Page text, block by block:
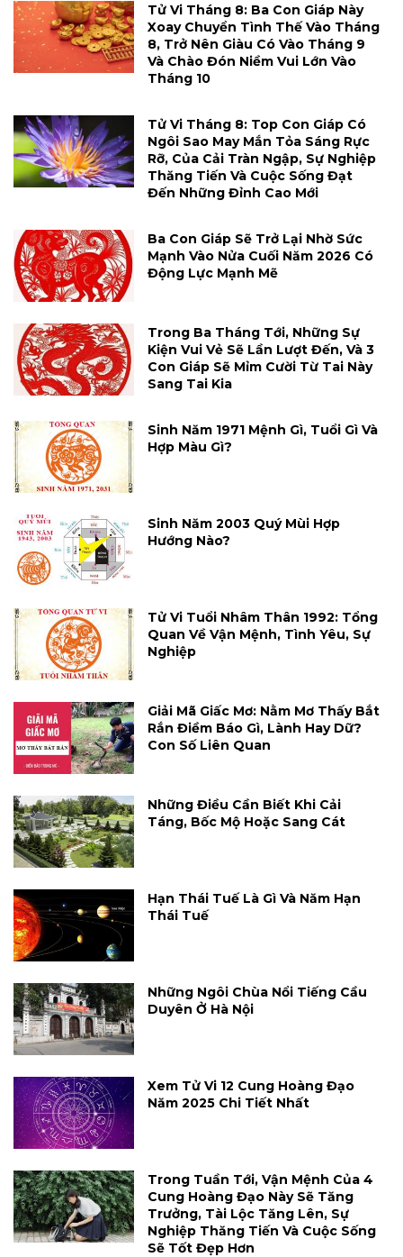
Tử Vi Tháng 8: Ba Con Giáp Này
Xoay Chuyển Tình Thế Vào Tháng
8, Trở Nên Giàu Có Vào Tháng 9
Và Chào Đón Niềm Vui Lớn Vào
Tháng 10
Tử Vi Tháng 8: Top Con Giáp Có
Ngôi Sao May Mắn Tỏa Sáng Rực
Rỡ, Của Cải Tràn Ngập, Sự Nghiệp
Thăng Tiến Và Cuộc Sống Đạt
Đến Những Đỉnh Cao Mới
Ba Con Giáp Sẽ Trở Lại Nhờ Sức
Mạnh Vào Nửa Cuối Năm 2026 Có
Động Lực Mạnh Mẽ
Trong Ba Tháng Tới, Những Sự
Kiện Vui Vẻ Sẽ Lần Lượt Đến, Và 3
Con Giáp Sẽ Mỉm Cười Từ Tai Này
Sang Tai Kia
Sinh Năm 1971 Mệnh Gì, Tuổi Gì Và
Hợp Màu Gì?
Sinh Năm 2003 Quý Mùi Hợp
Hướng Nào?
Tử Vi Tuổi Nhâm Thân 1992: Tổng
Quan Về Vận Mệnh, Tình Yêu, Sự
Nghiệp
Giải Mã Giấc Mơ: Nằm Mơ Thấy Bắt
Rắn Điềm Báo Gì, Lành Hay Dữ?
Con Số Liên Quan
Những Điều Cần Biết Khi Cải
Táng, Bốc Mộ Hoặc Sang Cát
Hạn Thái Tuế Là Gì Và Năm Hạn
Thái Tuế
Những Ngôi Chùa Nổi Tiếng Cầu
Duyên Ở Hà Nội
Xem Tử Vi 12 Cung Hoàng Đạo
Năm 2025 Chi Tiết Nhất
Trong Tuần Tới, Vận Mệnh Của 4
Cung Hoàng Đạo Này Sẽ Tăng
Trưởng, Tài Lộc Tăng Lên, Sự
Nghiệp Thăng Tiến Và Cuộc Sống
Sẽ Tốt Đẹp Hơn